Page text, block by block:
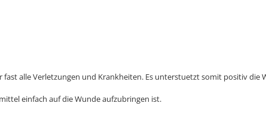
alle Verletzungen und Krankheiten. Es unterstuetzt somit positiv die
einfach auf die Wunde aufzubringen ist.